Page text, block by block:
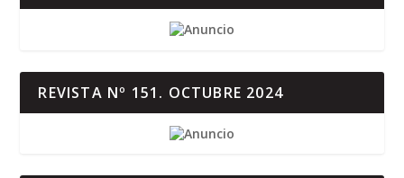
REVISTA Nº 151. OCTUBRE 2024